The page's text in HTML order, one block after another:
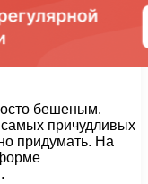
бешеным.
причудливых
придумать. На